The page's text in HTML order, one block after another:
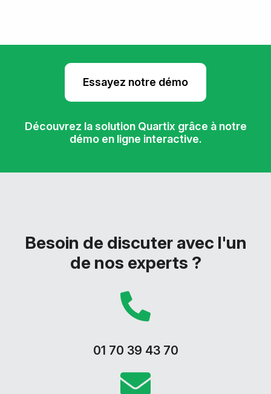
Essayez notre démo
Découvrez la solution Quartix grâce à notre
démo en ligne interactive.
Besoin de discuter avec l'un
de nos experts ?
01 70 39 43 70